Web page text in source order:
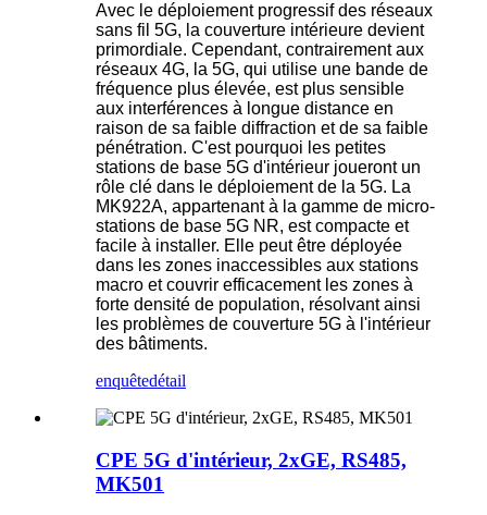
Avec le déploiement progressif des réseaux
sans fil 5G, la couverture intérieure devient
primordiale. Cependant, contrairement aux
réseaux 4G, la 5G, qui utilise une bande de
fréquence plus élevée, est plus sensible
aux interférences à longue distance en
raison de sa faible diffraction et de sa faible
pénétration. C'est pourquoi les petites
stations de base 5G d'intérieur joueront un
rôle clé dans le déploiement de la 5G. La
MK922A, appartenant à la gamme de micro-
stations de base 5G NR, est compacte et
facile à installer. Elle peut être déployée
dans les zones inaccessibles aux stations
macro et couvrir efficacement les zones à
forte densité de population, résolvant ainsi
les problèmes de couverture 5G à l'intérieur
des bâtiments.
enquêtedétail
CPE 5G d'intérieur, 2xGE, RS485,
MK501